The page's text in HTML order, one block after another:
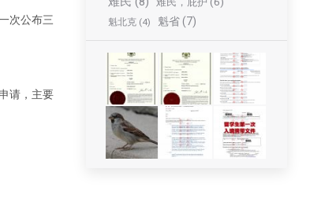
次公布三
请，主要
魁北克 (4) 魁省(7)